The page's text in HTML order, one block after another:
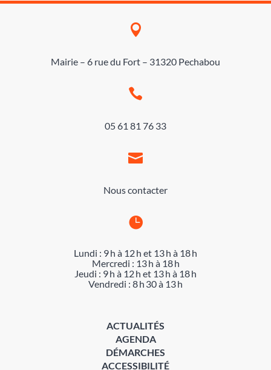

Mairie – 6 rue du Fort – 31320 Pechabou

05 61 81 76 33

Nous contacter

Lundi : 9 h à 12 h et 13 h à 18 h
Mercredi : 13 h à 18 h
Jeudi : 9 h à 12 h et 13 h à 18 h
Vendredi : 8 h 30 à 13 h
ACTUALITÉS
AGENDA
DÉMARCHES
ACCESSIBILITÉ